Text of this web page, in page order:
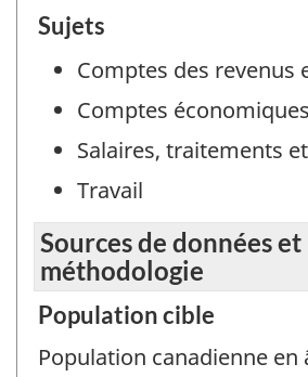
Sujets
Comptes des revenus
Comptes économiques
Salaires, traitements
Travail
Sources de données et
méthodologie
Population cible
Population canadienne en